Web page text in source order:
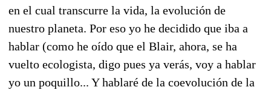
en el cual transcurre la vida, la evolución de
nuestro planeta. Por eso yo he decidido que iba a
hablar (como he oído que el Blair, ahora, se ha
vuelto ecologista, digo pues ya verás, voy a hablar
yo un poquillo... Y hablaré de la coevolución de la